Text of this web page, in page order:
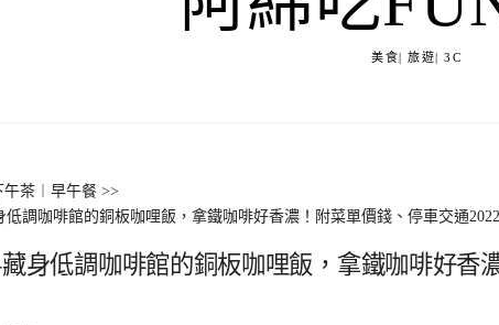
美食| 旅遊| 3C
午茶︱早午餐 >>
調咖啡館的銅板咖哩飯，拿鐵咖啡好香濃！附菜單價錢、停車交通2022
身低調咖啡館的銅板咖哩飯，拿鐵咖啡好香